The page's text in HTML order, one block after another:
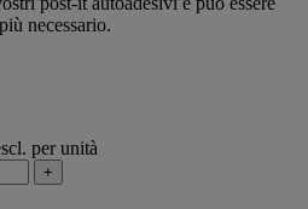
necessario.
per unità
+